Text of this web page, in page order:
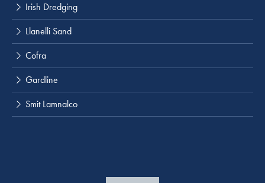
Irish Dredging
Llanelli Sand
Cofra
Gardline
Smit Lamnalco